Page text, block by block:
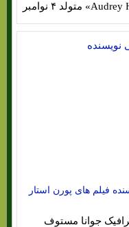
آدری هالندر «بـه انگلیسی: Audrey Hollander» متولد ۴ نوامبر
جوانا مستوف